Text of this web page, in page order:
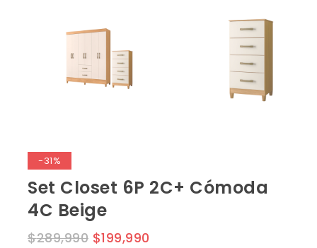
-31%
Set Closet 6P 2C+ Cómoda
4C Beige
$289,990 $199,990